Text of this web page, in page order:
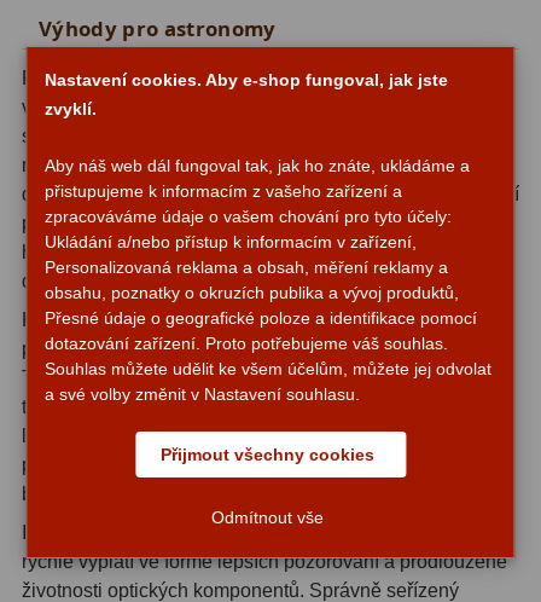
Zrcátka a hranoly2
Výtahy a ostření1
Hledáčky
Seřízení 21
Svítilny5
Kufry a tašky64
Čištění28
Ostatní18
Montáže
Fotografické montáže5
Výhody pro astronomy
Použití laserového kolimátoru přináší několik zásadních
výhod. Především značně zkracuje čas potřebný pro
seřízení dalekohledu - zatímco tradiční metody kolimace
mohou trvat desítky minut, s laserovým kolimátorem
dosáhnete přesného seřízení během několika minut. Vyšší
přesnost seřízení se přímo promítá do kvality pozorování -
hvězdy budou ostřejší, planetární detaily výraznější a
deep-sky objekty kontrastnější.
Kolimátor je také ideální pro astronomy, kteří často
přepravují svůj dalekohled na různá pozorovací místa.
Transport může narušit jemné seřízení optiky, a právě v
těchto situacích se osvědčí rychlost a jednoduchost
laserové kolimace. Můžete rychle zkontrolovat a v případě
potřeby opravit seřízení přímo na pozorovacím místě, aniž
byste museli obětovat cenný čas určený k pozorování.
rychle vyplatí ve formě lepších pozorování a prodloužené
životnosti optických komponentů. Správně seřízený
Nastavení cookies. Aby e-shop fungoval, jak jste
zvyklí.
Aby náš web dál fungoval tak, jak ho znáte, ukládáme a
přistupujeme k informacím z vašeho zařízení a
zpracováváme údaje o vašem chování pro tyto účely:
Ukládání a/nebo přístup k informacím v zařízení,
Personalizovaná reklama a obsah, měření reklamy a
obsahu, poznatky o okruzích publika a vývoj produktů,
Přesné údaje o geografické poloze a identifikace pomocí
dotazování zařízení. Proto potřebujeme váš souhlas.
Souhlas můžete udělit ke všem účelům, můžete jej odvolat
a své volby změnit v Nastavení souhlasu.
Přijmout všechny cookies
Odmítnout vše